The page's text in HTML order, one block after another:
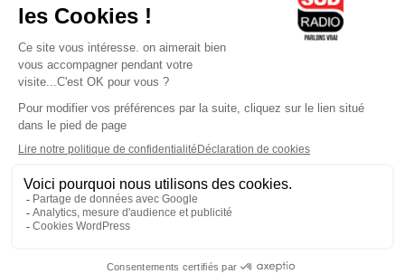
olympique-et-lyonnais.com
L'application Iphone / Android
Téléchargez l'application
Les cookies
Gestion des cookies
Crédit photos : ©Sud Radio / Pierre Olivier